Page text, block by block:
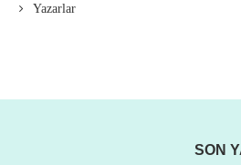
Yazarlar
SON